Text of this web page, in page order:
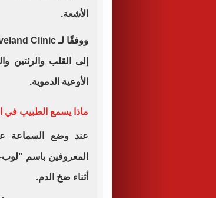
الأشعة.
إلى القلب
الأوعية الدموية.
ماذا يسمع الطبيب في
عند وضع السماعة
أثناء ضخ الدم.